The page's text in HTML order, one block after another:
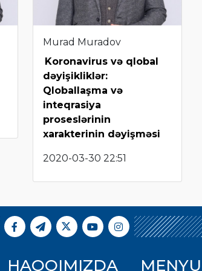
Murad Muradov
Koronavirus və qlobal
dəyişikliklər:
Qloballaşma və
inteqrasiya
proseslərinin
xarakterinin dəyişməsi
2020-03-30 22:51
HAQQIMIZDA MENYU